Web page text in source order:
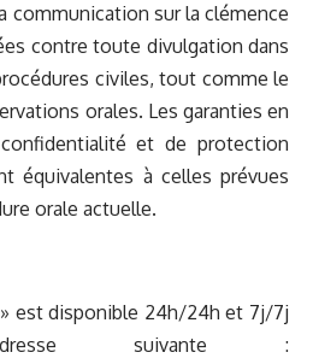
communication sur la clémence
contre toute divulgation dans
civiles, tout comme le
orales. Les garanties en
et de protection
équivalentes à celles prévues
orale actuelle.
est disponible 24h/24h et 7j/7j
suivante :